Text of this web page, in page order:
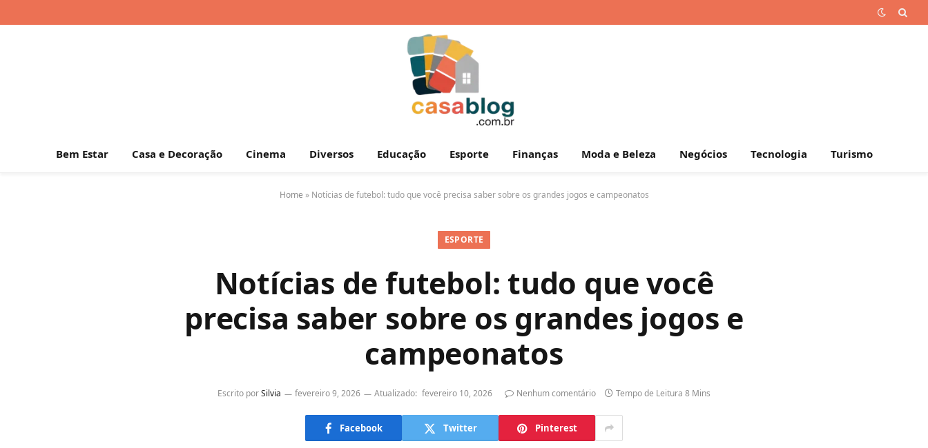
Bem Estar Casa e Decoração Cinema Diversos Educação Esporte Finanças Moda e Beleza Negócios Tecnologia Turismo
Home » Notícias de futebol: tudo que você precisa saber sobre os grandes jogos e campeonatos
ESPORTE
Notícias de futebol: tudo que você
precisa saber sobre os grandes jogos e
campeonatos
Escrito porSilvia fevereiro 9, 2026 Atualizado: fevereiro 10, 2026 Nenhum comentário Tempo de Leitura 8 Mins
Facebook Twitter Pinterest